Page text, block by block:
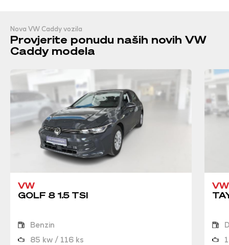
Nova VW Caddy vozila
Provjerite ponudu naših novih VW
Caddy modela
VW
GOLF 8 1.5 TSI
Benzin
85 kw / 116 ks
VW